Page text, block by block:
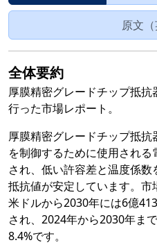
原文（
全体要約
厚膜精密グレードチップ抵
行った市場レポート。
厚膜精密グレードチップ抵
を制御するために使用され
され、低い許容差と温度係
抵抗値が安定しています。
米ドルから2030年には6億
され、2024年から2030年ま
8.4%です。